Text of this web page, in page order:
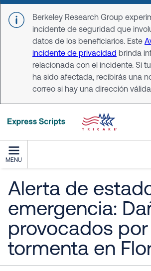
Skip to main content
Berkeley Research Group
incidente de seguridad que
datos de los beneficiarios. Este
incidente de privacidad brinda
relacionada con el incidente. Si
ha sido afectada, recibirás una
correo si hay una dirección
MENU
Alerta de
emergencia:
provocados por
tormenta en